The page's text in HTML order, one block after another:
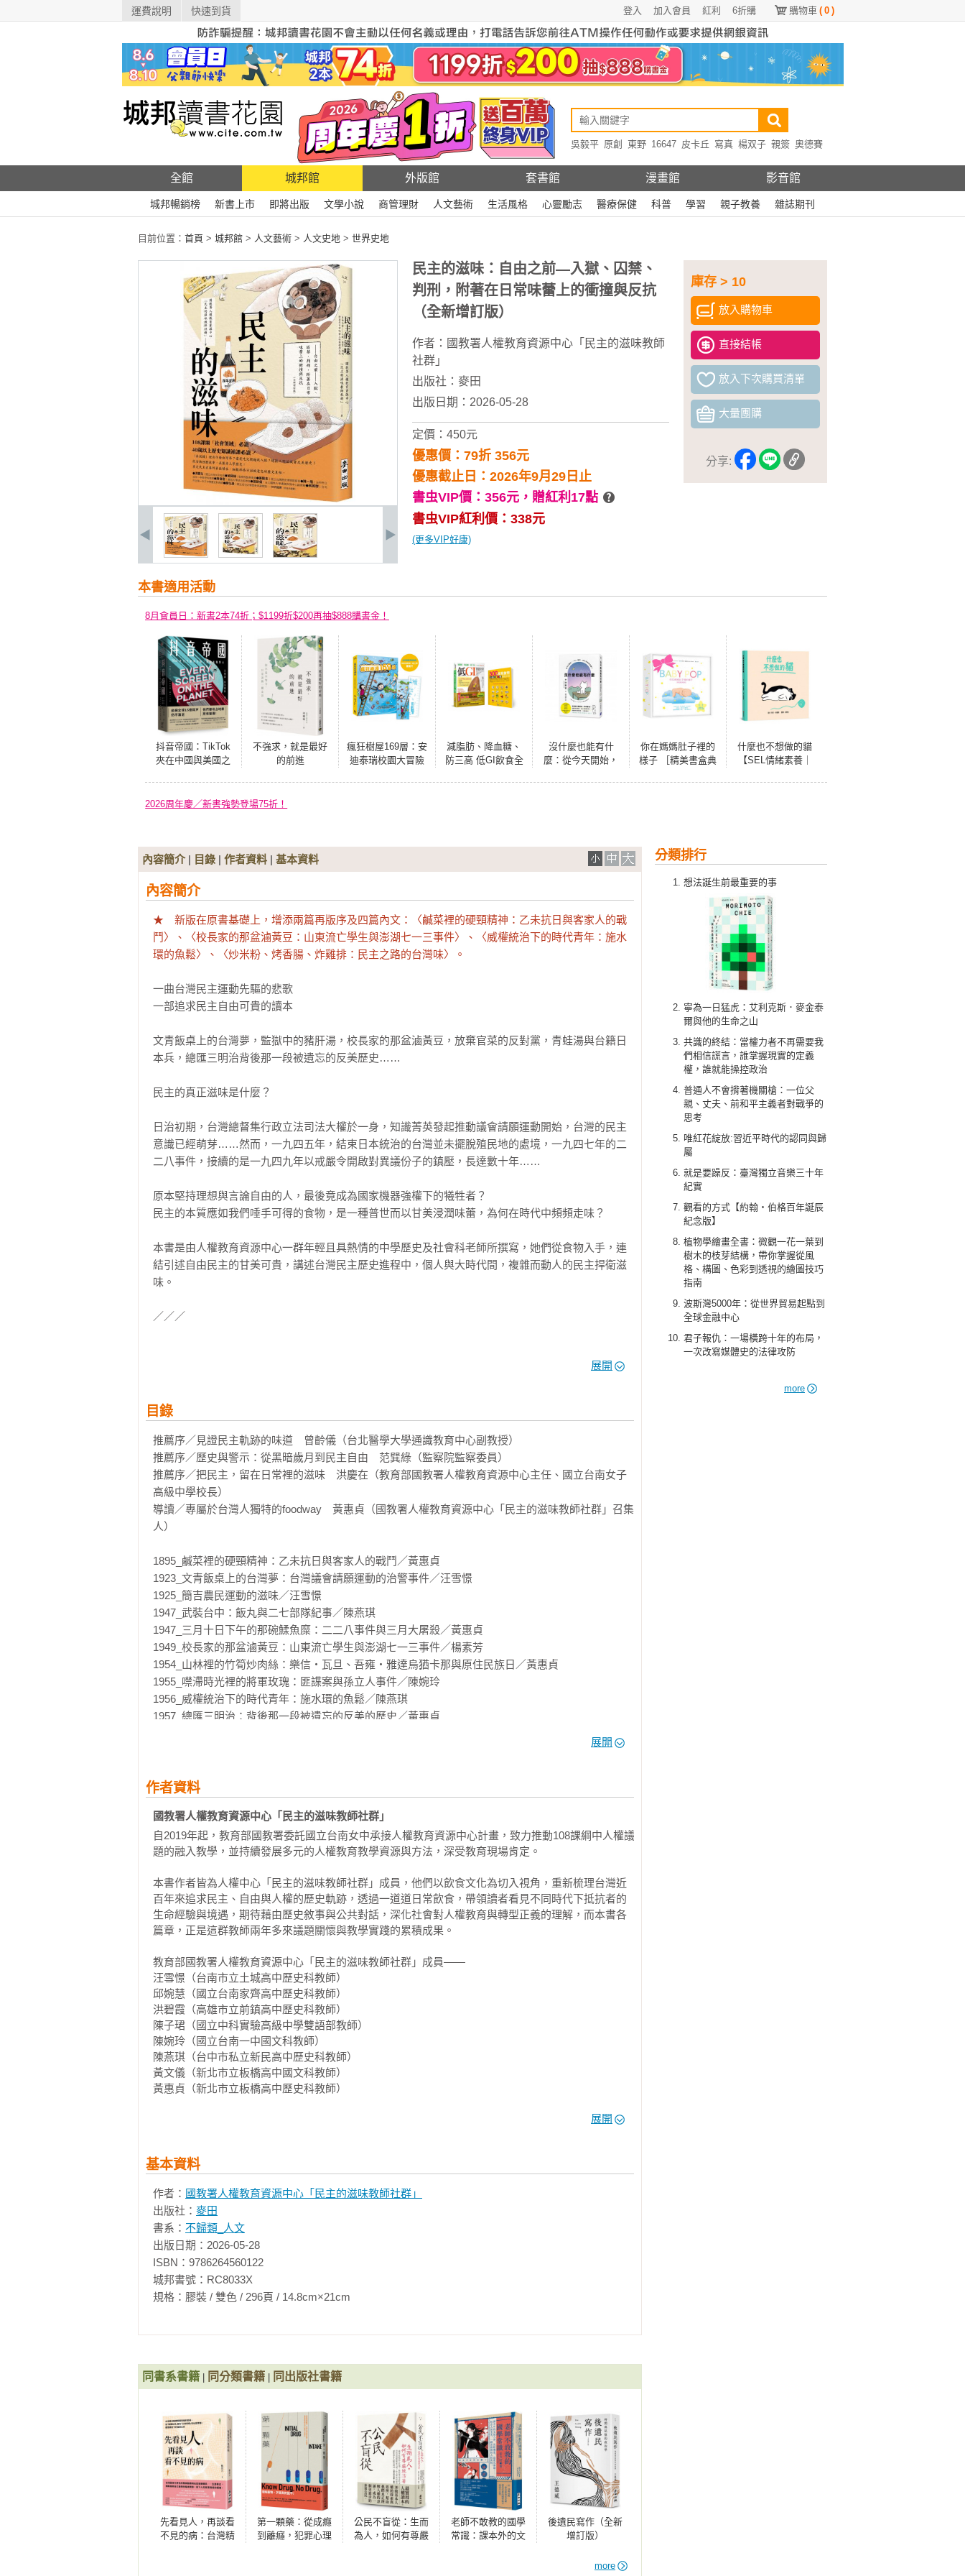
運費說明 快速到貨 購物車 ( 0 )
6折購
紅利
加入會員
登入
吳毅平 原創 東野 16647 皮卡丘 寫真 楊双子 親簽 奧德賽
全館 城邦館 外版館 套書館 漫畫館 影音館
城邦暢銷榜 新書上市 即將出版 文學小說 商管理財 人文藝術 生活風格 心靈勵志 醫療保健 科普 學習 親子教養 雜誌期刊
目前位置： 首頁 > 城邦館 > 人文藝術 > 人文史地 > 世界史地
庫存 > 10
放入購物車
直接結帳
放入下次購買清單
大量團購
分享:
民主的滋味：自由之前—入獄、囚禁、
判刑，附著在日常味蕾上的衝撞與反抗
（全新增訂版）
作者： 國教署人權教育資源中心「民主的滋味教師
社群」
出版社： 麥田
出版日期：2026-05-28
定價：450元
優惠價：79折 356元
優惠截止日：2026年9月29日止
書虫VIP價：356元， 贈紅利17點
書虫VIP紅利價：338元
(更多VIP好康)
本書適用活動
8月會員日：新書2本74折；$1199折$200再抽$888購書金！
抖音帝國：TikTok
夾在中國與美國之
不強求，就是最好
的前進
瘋狂樹屋169層：安
迪泰瑞校園大冒險
減脂肪、降血糖、
防三高 低GI飲食全
沒什麼也能有什
麼：從今天開始，
你在媽媽肚子裡的
樣子 ［精美書盒典
什麼也不想做的貓
【SEL情緒素養｜
2026周年慶／新書強勢登場75折！
分類排行
想法誕生前最重要的事
寧為一日猛虎：艾利克斯．麥金泰
爾與他的生命之山
共識的終結：當權力者不再需要我
們相信謊言，誰掌握現實的定義
權，誰就能操控政治
普通人不會揹著機關槍：一位父
親、丈夫、前和平主義者對戰爭的
思考
唯紅花綻放:習近平時代的認同與歸
屬
就是要躁反：臺灣獨立音樂三十年
紀實
觀看的方式【約翰‧伯格百年誕辰
紀念版】
植物學繪畫全書：微觀一花一葉到
樹木的枝芽結構，帶你掌握從風
格、構圖、色彩到透視的繪圖技巧
指南
波斯灣5000年：從世界貿易起點到
全球金融中心
君子報仇：一場橫跨十年的布局，
一次改寫媒體史的法律攻防
more
內容簡介| 目錄 | 作者資料 | 基本資料
內容簡介
★　新版在原書基礎上，增添兩篇再版序及四篇內文：〈鹹菜裡的硬頸精神：乙未抗日與客家人的戰
鬥〉、〈校長家的那盆滷黃豆：山東流亡學生與澎湖七一三事件〉、〈威權統治下的時代青年：施水
環的魚鬆〉、〈炒米粉、烤香腸、炸雞排：民主之路的台灣味〉。
一曲台灣民主運動先驅的悲歌
一部追求民主自由可貴的讀本
文青飯桌上的台灣夢，監獄中的豬肝湯，校長家的那盆滷黃豆，放棄官菜的反對黨，青蛙湯與台籍日
本兵，總匯三明治背後那一段被遺忘的反美歷史……
民主的真正滋味是什麼？
日治初期，台灣總督集行政立法司法大權於一身，知識菁英發起推動議會請願運動開始，台灣的民主
意識已經萌芽……然而，一九四五年，結束日本統治的台灣並未擺脫殖民地的處境，一九四七年的二
二八事件，接續的是一九四九年以戒嚴令開啟對異議份子的鎮壓，長達數十年……
原本堅持理想與言論自由的人，最後竟成為國家機器強權下的犧牲者？
民主的本質應如我們唾手可得的食物，是一種普世而以甘美浸潤味蕾，為何在時代中頻頻走味？
本書是由人權教育資源中心一群年輕且具熱情的中學歷史及社會科老師所撰寫，她們從食物入手，連
結引述自由民主的甘美可貴，講述台灣民主歷史進程中，個人與大時代間，複雜而動人的民主捍衛滋
味。
／／／
萊閣」，經常有政要、商賈、文人、名流往來匯聚，往往也是台灣社會運動家的聚集地，其中蔣渭水
的編輯兼發行人的蔡培火、出身霧峰林家的詩人林幼春、出身台灣清水望族的蔡蕙如……，這些台灣
菁英的人生勝利組、富二代，為何甘願為了民主飛蛾撲火？
日本一九四一年開啟太平洋戰爭後，一九四二年一月在台灣實施「特別志願兵」制度，限定台籍人員
十七歲至三十歲，均可參加應募。除了高砂義勇隊、特別志願兵等正規軍人外，也招募各種類別的軍
屬，其中最知名的阿美族人莫過於在皇民化運動改名中村輝夫的史尼育唔，加入高砂義勇隊被派到印
尼摩羅泰島作戰，於偵查過程與部隊走散，他獨自在異鄉僻境生活三十一年，直到一九七四年才被發
現。根據戰後日本老兵的口述「他們精於狩獵，野豬、雉雞、山貓、蛇、蝦、鰻魚、青蛙、小蟲，都
青蛙湯與台籍日本兵〉觸及，無論台籍兵為哪一個政權作戰，終究都擺脫不了棄子的命運。
魷魚在台灣漢人餐桌上扮演著不可或缺的角色，台灣律師李瑞漢最後一次喝鰇魚糜，是在發生二二八
的一九四七年三月十日下午四時那一刻，律師娘李邱己妹等待了六十一年，始終等不到丈夫李瑞漢回
來喝那一碗為他準備的鰇魚糜……
來自美援計畫的黃豆，是富含營養的蛋白質來源。當煙台聯中校長張敏之與鄒鑑，不忍從山東流亡至
澎湖的年幼學生被軍方強制編兵而挺身抗議，卻反被羅織為匪諜、付出生命代價時，帶著紅燒風味的
滷黃豆遂成為張敏之遺屬王培五及其子女賴以維生的重要食物，也無聲見證了張家在求生之路上的艱
難歲月。
對原住民而言，竹子的重要性並非指用來吃的竹筍，而是用來防衛與盛裝的容器。一盤竹筍炒肉絲，
教育的知識分子高一生，為何兩人的生命於一九五四年四月十七日戛然而止？
三代同堂雞原寄寓著闔家平安的祝願，然而，在追求自由與民主的道路上，卻成為受難家屬永恆的破
碎與創痛。為台灣民主與人權奮鬥的林義雄，在遭拘留期間，不僅承受刑求偵訊，其母親與年幼女兒
更遭不明兇手殺害，成為民主之路上最沉痛的犧牲者之一，而真相至今仍舊是未解之謎。
會三明治」的是一九六○年代的駐台美軍俱樂部。美軍駐台二十五年，其飲食等各方面文化，在戒嚴時
期對台灣人而言是呼吸自由的窗口。一九五七年三月二十日，中華民國少校劉自然在駐台美軍宿舍區
被駐台美軍雷諾中士槍殺，雷諾後判無罪，劉自然遺孀妻子奧特華舉牌抗議，釀成五二四反美事件。
上海國際大都會集結江浙菜系精華的上海菜，成為富裕和社會地位的象徵，因而有「官菜」之稱。一
九四九年之後，來台的黨政官員帶來發跡自上海的江浙資本家、知識分子，對台灣的飲食文化產生偌
大影響。但為何一份以自由民主抵抗極權政治為主旨、且契合當時反共抗俄的基本國策的《自由中
國》刊物，浙江人雷震卻從輔弼統治者建設「自由中國」的座上賓，成為執政者眼中與體制唱反調的
異議者而成階下囚？雷震被捕的那天，中午與女兒雷美琳共進入獄前最後一頓午餐，即家鄉味的「煨
麵」。
對於政治犯而言，獄中少有曬太陽與運動的機會，更遑論均衡的飲食；若有一碗豬肝湯可以滋補身
體，一定會覺得很感動。而帶給獄友這種感動的人，就是柯旗化。一九五一年，柯旗化被中學同學牽
文上造詣傑出，一九六○年出版《新英文法》長期暢銷不墜。一九六一年十月，柯旗化再度被捕，被冠
從日據時期到民國政府，從知識分子到農民百姓，從台籍日本兵的悲歌到反美事件；台灣民主化的進
程，是由一場場前人奉獻青春性命，在最艱困的時代，捍衛堅守，才能走到今天。
本書透過幾個代表性的人物與事件，串起台灣民主之路的梗概。十八篇文，每篇開頭先講述與該文有
關的食物，再帶入相關歷史，平實的呈現人物及時代的精神樣貌。透過這些訴說，希望給予年輕一代
啟發與滋養，繼續傳承捍衛民主的精神，走向更自由的未來。
展開
目錄
推薦序／見證民主軌跡的味道　曾齡儀（台北醫學大學通識教育中心副教授）
推薦序／歷史與警示：從黑暗歲月到民主自由　范巽綠（監察院監察委員）
推薦序／把民主，留在日常裡的滋味　洪慶在（教育部國教署人權教育資源中心主任、國立台南女子
高級中學校長）
導讀／專屬於台灣人獨特的foodway　黃惠貞（國教署人權教育資源中心「民主的滋味教師社群」召集
人）
1895_鹹菜裡的硬頸精神：乙未抗日與客家人的戰鬥／黃惠貞
1923_文青飯桌上的台灣夢：台灣議會請願運動的治警事件／汪雪憬
1925_簡吉農民運動的滋味／汪雪憬
1947_武裝台中：飯丸與二七部隊紀事／陳燕琪
1947_三月十日下午的那碗鰇魚糜：二二八事件與三月大屠殺／黃惠貞
1949_校長家的那盆滷黃豆：山東流亡學生與澎湖七一三事件／楊素芳
1954_山林裡的竹筍炒肉絲：樂信‧瓦旦、吾雍‧雅達烏猶卡那與原住民族日／黃惠貞
1955_噤滯時光裡的將軍玫瑰：匪諜案與孫立人事件／陳婉玲
1956_威權統治下的時代青年：施水環的魚鬆／陳燕琪
1957_總匯三明治：背後那一段被遺忘的反美的歷史／黃惠貞
1974_被排除的美味、被清洗的記憶：青蛙湯與台籍日本兵／陳燕琪
1980_三代同堂的雞湯：另一個二二八的林宅血案／陳子珺
1988_街頭上的大白菜與白米炸彈客：五二○農民事件／黃文儀
1989_自由時代：南榕與女兒的牛奶糖／陳燕琪
展開
作者資料
國教署人權教育資源中心「民主的滋味教師社群」
自2019年起，教育部國教署委託國立台南女中承接人權教育資源中心計畫，致力推動108課綱中人權議
題的融入教學，並持續發展多元的人權教育教學資源與方法，深受教育現場肯定。
本書作者皆為人權中心「民主的滋味教師社群」成員，他們以飲食文化為切入視角，重新梳理台灣近
百年來追求民主、自由與人權的歷史軌跡，透過一道道日常飲食，帶領讀者看見不同時代下抵抗者的
生命經驗與境遇，期待藉由歷史敘事與公共對話，深化社會對人權教育與轉型正義的理解，而本書各
篇章，正是這群教師兩年多來議題關懷與教學實踐的累積成果。
教育部國教署人權教育資源中心「民主的滋味教師社群」成員——
汪雪憬（台南市立土城高中歷史科教師）
邱婉慧（國立台南家齊高中歷史科教師）
洪碧霞（高雄市立前鎮高中歷史科教師）
陳子珺（國立中科實驗高級中學雙語部教師）
陳婉玲（國立台南一中國文科教師）
陳燕琪（台中市私立新民高中歷史科教師）
黃文儀（新北市立板橋高中國文科教師）
黃惠貞（新北市立板橋高中歷史科教師）
展開
基本資料
作者： 國教署人權教育資源中心「民主的滋味教師社群」
出版社： 麥田
書系： 不歸類_人文
出版日期：2026-05-28
ISBN：9786264560122
城邦書號：RC8033X
規格：膠裝 / 雙色 / 296頁 / 14.8cm×21cm
同書系書籍 同分類書籍 同出版社書籍
先看見人，再談看
不見的病：台灣精
第一顆藥：從成癮
到離癮，犯罪心理
公民不盲從：生而
為人，如何有尊嚴
老師不敢教的國學
常識：課本外的文
後遺民寫作（全新
增訂版）
more